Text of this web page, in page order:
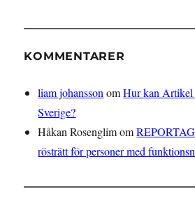
KOMMENTARER
liam johansson omHur kan Artikel
Sverige?
Håkan Rosenglimom
rösträtt för personer med